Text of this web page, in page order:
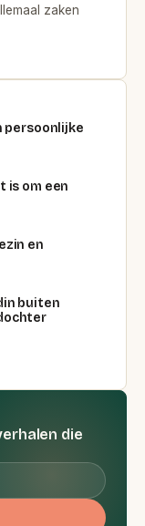
zaken
persoonlijke
is om een
en
buiten
die